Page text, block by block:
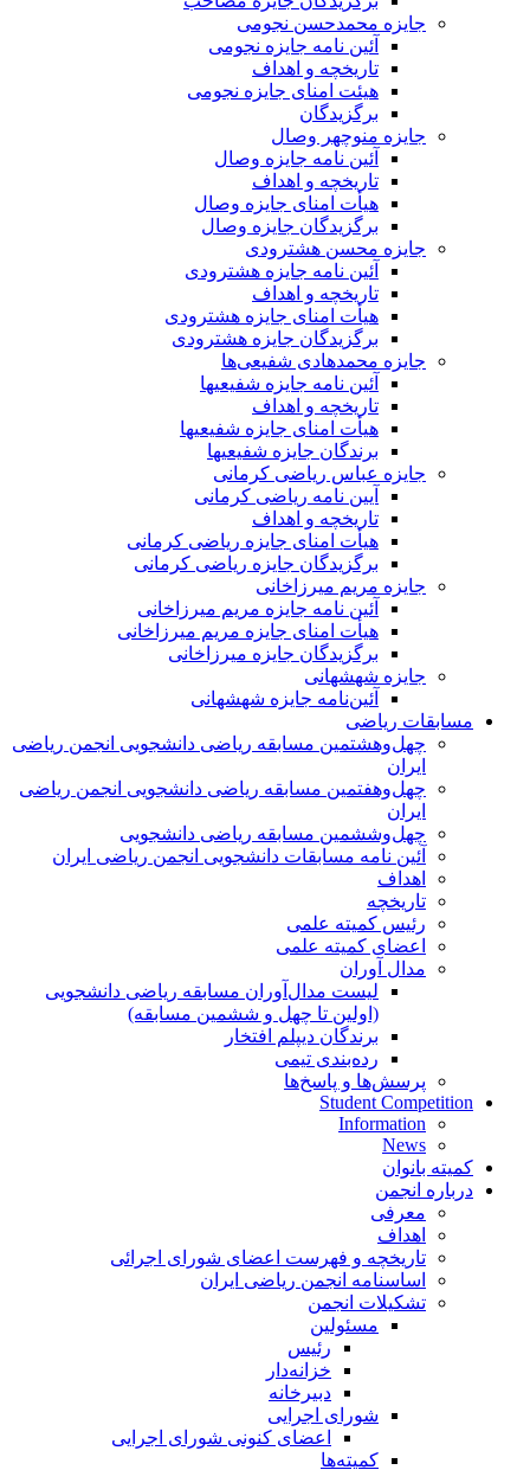
جایزه محمدحسن نجومی
آئین نامه جایزه نجومی
تاریخچه و اهداف
هیئت امنای جایزه نجومی
برگزیدگان
جایزه منوچهر وصال
آئین نامه جایزه وصال
تاریخچه و اهداف
هیأت امنای جایزه وصال
برگزیدگان جایزه وصال
جایزه محسن هشترودی
آئین نامه جایزه هشترودی
تاریخچه و اهداف
هیأت امنای جایزه هشترودی
برگزیدگان جایزه هشترودی
جایزه محمدهادی شفیعی‌ها
آئین نامه جایزه شفیعیها
تاریخچه و اهداف
هیأت امنای جایزه شفیعیها
برندگان جایزه شفیعیها
جایزه عباس ریاضی کرمانی
آیین نامه ریاضی کرمانی
تاریخچه و اهداف
هیأت امنای جایزه ریاضی کرمانی
برگزیدگان جایزه ریاضی کرمانی
جایزه مریم میرزاخانی
آئین نامه جایزه مریم میرزاخانی
هیأت امنای جایزه مریم میرزاخانی
برگزیدگان جایزه میرزاخانی
جایزه شهشهانی
آئین‌نامه جایزه شهشهانی
مسابقات ریاضی
چهل‌و‌هشتمین مسابقه ریاضی دانشجویی انجمن ریاضی
ایران
چهل‌و‌هفتمین مسابقه ریاضی دانشجویی انجمن ریاضی
ایران
چهل‌و‌ششمین مسابقه ریاضی دانشجویی
آئین نامه مسابقات دانشجویی انجمن ریاضی ایران
اهداف
تاریخچه
رئیس کمیته علمی
اعضای کمیته علمی
مدال آوران
لیست مدال‌آوران مسابقه ریاضی دانشجویی
(اولین تا چهل‌ و ششمین مسابقه)
برندگان دیپلم افتخار
رده‌بندی تیمی
پرسش‌ها و پاسخ‌ها
Student Competition
Information
News
کمیته بانوان
درباره انجمن
معرفی
اهداف
تاریخچه و فهرست اعضای شورای اجرائی
اساسنامه انجمن ریاضی ایران
تشکیلات انجمن
مسئولین
رئیس
خزانه‌دار
دبیرخانه
شورای اجرایی
اعضای کنونی شورای اجرایی
کمیته‌ها